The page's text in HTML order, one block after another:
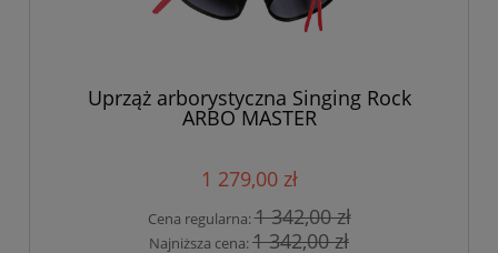
Uprząż arborystyczna Singing Rock
ARBO MASTER
1 279,00 zł
Cena regularna:1 342,00 zł
Najniższa cena:1 342,00 zł